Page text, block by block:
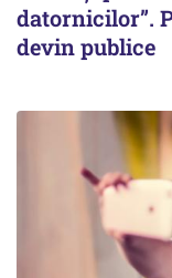
datornicilor”.
devin publice